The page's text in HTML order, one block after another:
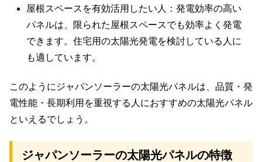
屋根スペースを有効活用したい人：発電効率の高い
パネルは、限られた屋根スペースでも効率よく発電
できます。住宅用の太陽光発電を検討している人に
も適しています。
このようにジャパンソーラーの太陽光パネルは、品質・発
電性能・長期利用を重視する人におすすめの太陽光パネル
といえるでしょう。
ジャパンソーラーの太陽光パネルの特徴